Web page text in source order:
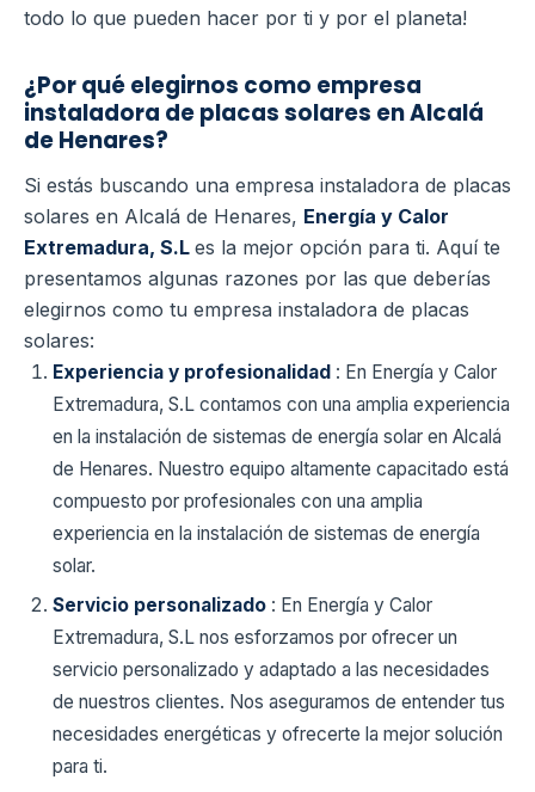
todo lo que pueden hacer por ti y por el planeta!
¿Por qué elegirnos como empresa
instaladora de placas solares en Alcalá
de Henares?
Si estás buscando una empresa instaladora de placas
solares en Alcalá de Henares, Energía y Calor
Extremadura, S.L es la mejor opción para ti. Aquí te
presentamos algunas razones por las que deberías
elegirnos como tu empresa instaladora de placas
solares:
Experiencia y profesionalidad : En Energía y Calor
Extremadura, S.L contamos con una amplia experiencia
en la instalación de sistemas de energía solar en Alcalá
de Henares. Nuestro equipo altamente capacitado está
compuesto por profesionales con una amplia
experiencia en la instalación de sistemas de energía
solar.
Servicio personalizado : En Energía y Calor
Extremadura, S.L nos esforzamos por ofrecer un
servicio personalizado y adaptado a las necesidades
de nuestros clientes. Nos aseguramos de entender tus
necesidades energéticas y ofrecerte la mejor solución
para ti.